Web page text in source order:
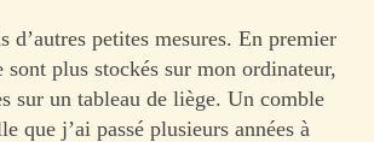
d’autres petites mesures. En premier
sont plus stockés sur mon ordinateur,
sur un tableau de liège. Un comble
que j’ai passé plusieurs années à